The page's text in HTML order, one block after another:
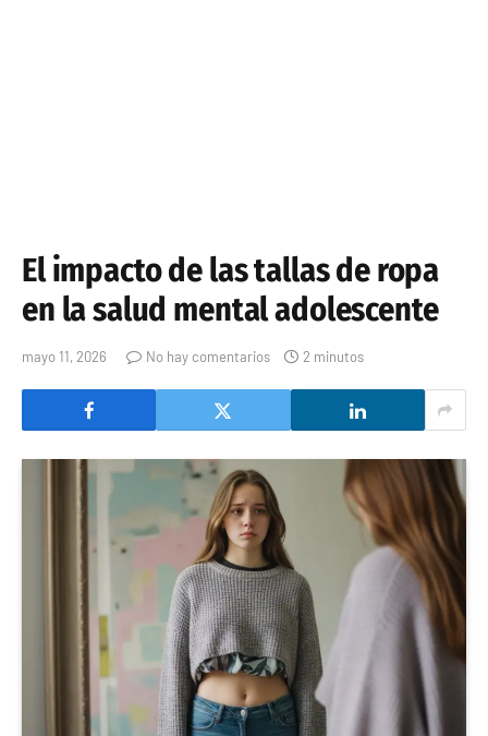
El impacto de las tallas de ropa
en la salud mental adolescente
mayo 11, 2026 No hay comentarios 2 minutos